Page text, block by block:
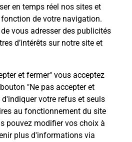
en temps réel nos sites et
de votre navigation.
vous adresser des publicités
d’intérêts sur notre site et
et fermer" vous acceptez
"Ne pas accepter et
votre refus et seuls
au fonctionnement du site
pouvez modifier vos choix à
plus d'informations via
la
?
L Ile Bouchard - téléassistance